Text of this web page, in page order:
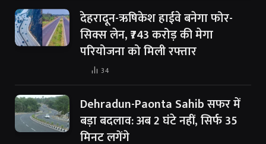
देहरादून-ऋषिकेश हाईवे बनेगा फोर-
सिक्स लेन, ₹743 करोड़ की मेगा
परियोजना को मिली रफ्तार
34
Dehradun-Paonta Sahib सफर में
बड़ा बदलाव: अब 2 घंटे नहीं, सिर्फ 35
मिनट लगेंगे